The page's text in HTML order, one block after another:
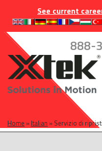
main
navigation
main
content
footer
See current
888-
EUROPE
Home » Italian » Servizio di